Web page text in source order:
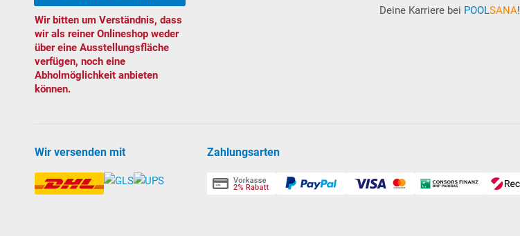
Wir bitten um Verständnis, dass
wir als reiner Onlineshop weder
über eine Ausstellungsfläche
verfügen, noch eine
Abholmöglichkeit anbieten
können.
Deine Karriere bei POOLSANA!
Wir versenden mit Zahlungsarten